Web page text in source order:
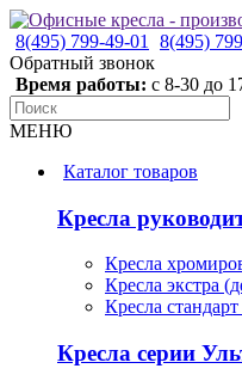
8(495) 799-49-01 8(495)
Обратный звонок
Время работы: с 8-30 до
МЕНЮ
Каталог товаров
Кресла
Кресла
Кресла экстра
Кресла
Кресла серии